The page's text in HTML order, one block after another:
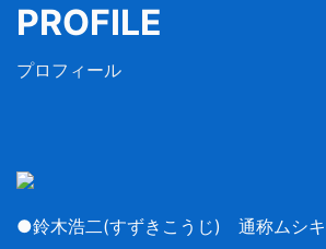
PROFILE
プロフィール
●鈴木浩二(すずきこうじ) 通称ムシ